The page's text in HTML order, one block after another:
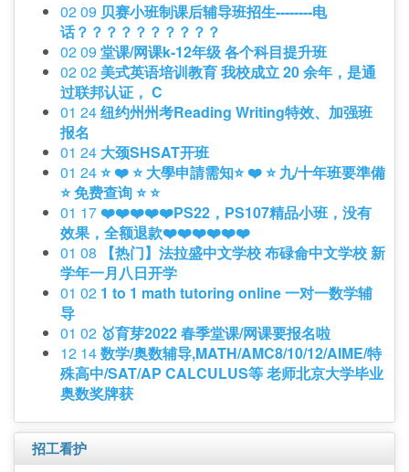
02 09 贝赛小班制课后辅导班招生--------电
话？？？？？？？？？？
02 09 堂课/网课k-12年级 各个科目提升班
02 02 美式英语培训教育 我校成立 20 余年，是通
过联邦认证， C
01 24纽约州州考Reading Writing特效、加强班
报名
01 24 大颈SHSAT开班
01 24⭐️ ❤️ ⭐️ 大學申請需知⭐️ ❤️ ⭐️ 九/十年班要準備
⭐️ 免费查询 ⭐️ ⭐️
01 17 ❤️❤️❤️❤️❤️PS22，PS107精品小班，没有
效果，全额退款❤️❤️❤️❤️❤️❤️
01 08
【热门】法拉盛中文学校 布碌侖中文学校 新
学年一月八日开学
01 02 1 to 1 math tutoring online 一对一数学辅
导
01 02 🥇育芽2022 春季堂课/网课要报名啦
12 14数学/奥数辅导,MATH/AMC8/10/12/AIME/特
殊高中/SAT/AP CALCULUS等 老师北京大学毕业
奥数奖牌获
招工看护